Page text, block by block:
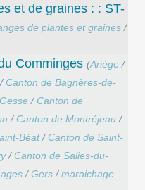
et de graines : : ST-
de plantes et graines /
Comminges (Ariège /
Canton de Bagnères-de-
/ Canton de
/ Canton de Montréjeau /
Béat/ Canton de Saint-
/ Canton de Salies-du-
/Gers /maraichage